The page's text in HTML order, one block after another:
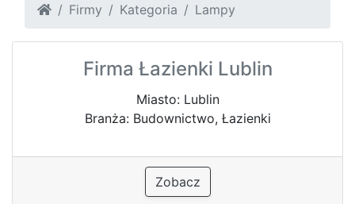
Firmy Kategoria Lampy
Firma Łazienki Lublin
Miasto: Lublin
Branża: Budownictwo, Łazienki
Zobacz